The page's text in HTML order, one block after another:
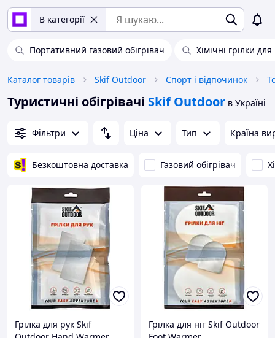
В категорії
Портативний газовий обігрівач Хімічні грілки для
Каталог товарів Skif Outdoor Спорт і відпочинок
Туристичні обігрівачі Skif Outdoor в Україні
Фільтри Ціна Тип Країна
Безкоштовна доставка Газовий обігрівач
Грілка для рук Skif Грілка для ніг Skif Outdoor